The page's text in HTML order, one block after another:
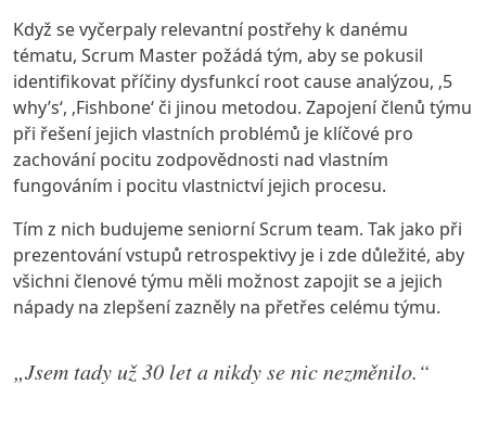
Když se vyčerpaly relevantní postřehy k danému
tématu, Scrum Master požádá tým, aby se pokusil
identifikovat příčiny dysfunkcí root cause analýzou, ‚5
why’s‘, ‚Fishbone‘ či jinou metodou. Zapojení členů týmu
při řešení jejich vlastních problémů je klíčové pro
zachování pocitu zodpovědnosti nad vlastním
fungováním i pocitu vlastnictví jejich procesu.
Tím z nich budujeme seniorní Scrum team. Tak jako při
prezentování vstupů retrospektivy je i zde důležité, aby
všichni členové týmu měli možnost zapojit se a jejich
nápady na zlepšení zazněly na přetřes celému týmu.
„Jsem tady už 30 let a nikdy se nic nezměnilo.“